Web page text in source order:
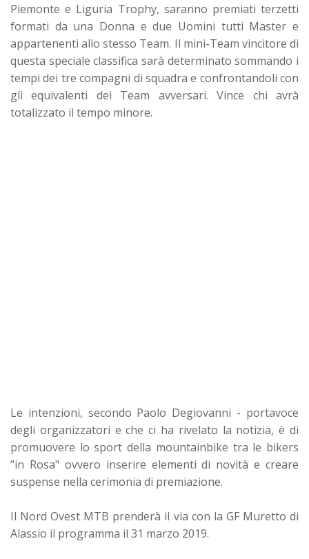
Piemonte e Liguria Trophy, saranno premiati terzetti
formati da una Donna e due Uomini tutti Master e
appartenenti allo stesso Team. Il mini-Team vincitore di
questa speciale classifica sarà determinato sommando i
tempi dei tre compagni di squadra e confrontandoli con
gli equivalenti dei Team avversari. Vince chi avrà
totalizzato il tempo minore.
Le intenzioni, secondo Paolo Degiovanni - portavoce
degli organizzatori e che ci ha rivelato la notizia, è di
promuovere lo sport della mountainbike tra le bikers
"in Rosa" ovvero inserire elementi di novità e creare
suspense nella cerimonia di premiazione.
Il Nord Ovest MTB prenderà il via con la GF Muretto di
Alassio il programma il 31 marzo 2019.